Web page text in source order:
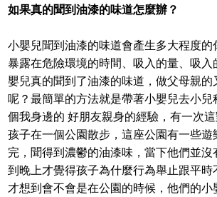
如果真的聞到油漆的味道怎麼辦？
小嬰兒聞到油漆的味道會產生多大程度的
暴露在危險環境的時間、吸入的量、吸入
嬰兒真的聞到了油漆的味道，做父母親的
呢？最簡單的方法就是帶著小嬰兒去小兒
個我身邊的 好朋友親身的經驗，有一次
孩子在一個公園散步，這座公園有一些遊
完，聞得到濃鬱的油漆味，當下他們並沒
到晚上才覺得孩子為什麼行為舉止跟平時
才想到會不會是在公園的時候，他們的小